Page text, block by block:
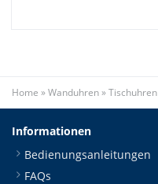
Home »Wanduhren»Tischuhren
Informationen
Bedienungsanleitungen
FAQs